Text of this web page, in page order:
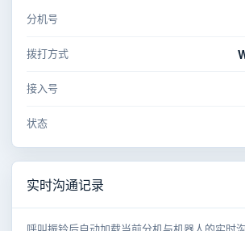
分机号
拨打方式
接入号
状态
实时沟通记录